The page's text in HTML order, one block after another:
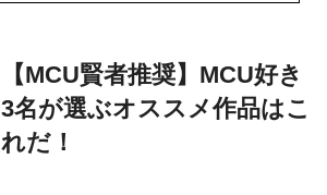
【MCU賢者推奨】MCU好き
3名が選ぶオススメ作品はこ
れだ！